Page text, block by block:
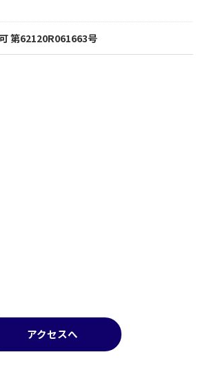
第62120R061663号
アクセスへ